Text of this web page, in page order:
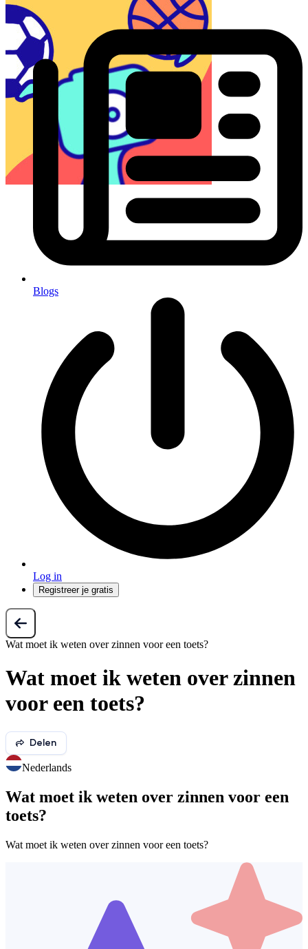
Blogs
Log in
Registreer je gratis
Wat moet ik weten over zinnen voor een toets?
Wat moet ik weten over zinnen
voor een toets?
Delen
Nederlands
Wat moet ik weten over zinnen voor een
toets?
Wat moet ik weten over zinnen voor een toets?